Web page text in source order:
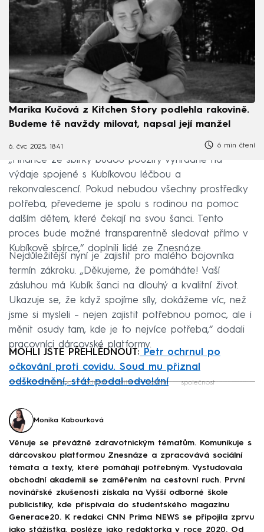
Marika Kučová z Kitchen Story podlehla rakovině.
Budeme tě navždy milovat, napsal její manžel
6. čvc 2025, 18:41 6 min čtení
„Finance ze sbírky budou použity výhradně na
výdaje spojené s Kubíkovou léčbou a
rekonvalescencí. Pokud nebudou všechny prostředky
potřeba, převedeme je spolu s rodinou na pomoc
dalším dětem, které čekají na svou šanci. Tento
proces bude možné transparentně sledovat přímo v
Kubíkově sbírce,“ doplnili lidé ze Znesnáze.
Nejdůležitější nyní je zajistit pro malého bojovníka
termín zákroku. „Děkujeme, že pomáháte! Vaší
zásluhou má Kubík šanci na dlouhý a kvalitní život.
Ukazuje se, že když spojíme síly, dokážeme víc, než
jsme si mysleli – nejen zajistit potřebnou pomoc, ale i
měnit osudy tam, kde je to nejvíce potřeba,“ dodali
pracovníci dárcovské platformy.
MOHLI JSTE PŘEHLÉDNOUT: Petr ochrnul po
očkování proti covidu. Soud mu přiznal
odškodnění, stát podal odvolání
nemoc zdraví dítě rodina společnost
Monika Kabourková
Věnuje se převážně zdravotnickým tématům. Komunikuje s
dárcovskou platformou Znesnáze a zpracovává sociální
témata a texty, které pomáhají potřebným. Vystudovala
obchodní akademii se zaměřením na cestovní ruch. První
novinářské zkušenosti získala na Vyšší odborné škole
publicistiky, kde přispívala do studentského magazínu
Generace20. K redakci CNN Prima NEWS se připojila zprvu
jako stážistka, posléze jako redaktorka v roce 2020. Od